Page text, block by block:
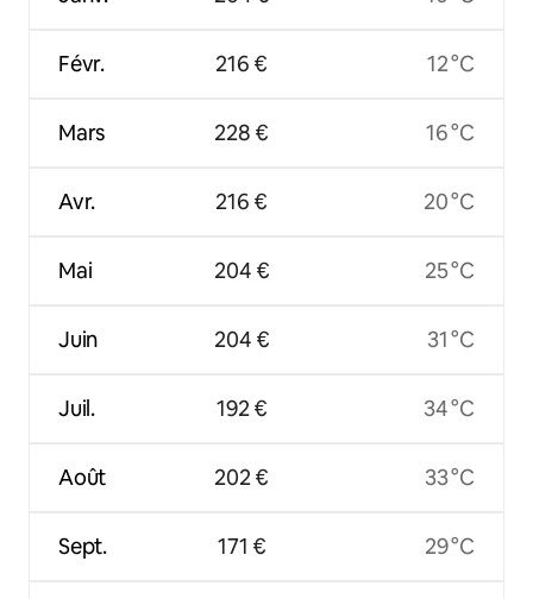
Févr.
Mars
Avr.
Mai
Juin
Juil.
Août
Sept.
216 €
228 €
216 €
204 €
204 €
192 €
202 €
171 €
12 °C
16 °C
20 °C
25 °C
31 °C
34 °C
33 °C
29 °C